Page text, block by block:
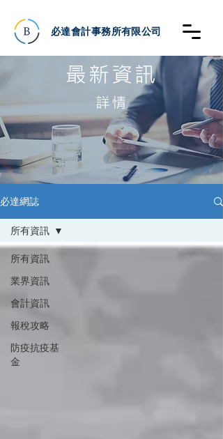
必達會計事務所有限公司
最新資訊
詳情
必達網誌
所有資訊
業界資訊
會計資訊
報稅攻略
防疫抗疫基
金
所有資訊